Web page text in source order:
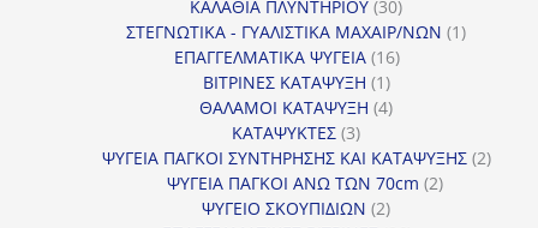
ΚΑΛΑΘΙΑ ΠΛΥΝΤΗΡΙΟΥ 3030
προϊόντα
ΣΤΕΓΝΩΤΙΚΑ - ΓΥΑΛΙΣΤΙΚΑ ΜΑΧΑΙΡ/ΝΩΝ 11
ΕΠΑΓΓΕΛΜΑΤΙΚΑ ΨΥΓΕΙΑ 1616
ΒΙΤΡΙΝΕΣ ΚΑΤΑΨΥΞΗ 11
προϊόν
ΘΑΛΑΜΟΙ ΚΑΤΑΨΥΞΗ 44
ΚΑΤΑΨΥΚΤΕΣ 33
προϊόντα
ΨΥΓΕΙΑ ΠΑΓΚΟΙ ΣΥΝΤΗΡΗΣΗΣ ΚΑΙ ΚΑΤΑΨΥΞΗΣ 22
ΨΥΓΕΙΑ ΠΑΓΚΟΙ ΑΝΩ ΤΩΝ 70cm 22
ΨΥΓΕΙΟ ΣΚΟΥΠΙΔΙΩΝ 22